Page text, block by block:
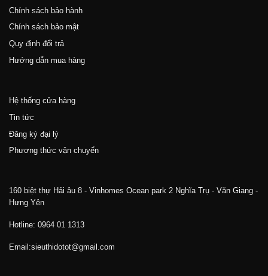
Chính sách bảo hành
Chính sách bảo mật
Quy định đổi trả
Hướng dẫn mua hàng
Hệ thống cửa hàng
Tin tức
Đăng ký đại lý
Phương thức vận chuyển
160 biệt thự Hải âu 8 - Vinhomes Ocean park 2 Nghĩa Trụ - Văn Giang -
Hưng Yên
Hotline: 0964 01 1313
Email:sieuthidotot@gmail.com